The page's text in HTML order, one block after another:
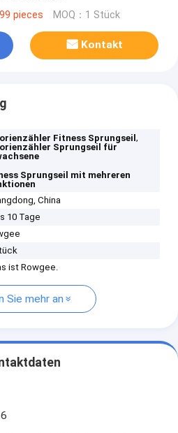
pieces MOQ：1 Stück
Kontakt
Fitness Sprungseil,
Sprungseil für
Sprungseil mit mehreren
China
10 Tage
ist Rowgee.
Sie mehr an